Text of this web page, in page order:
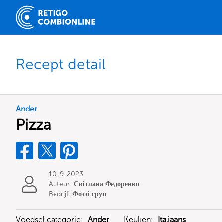
Recept detail
Ander
Pizza
10. 9. 2023
Auteur: Світлана Федоренко
Bedrijf: Фоззі груп
Voedsel categorie: Ander Keuken: Italiaans